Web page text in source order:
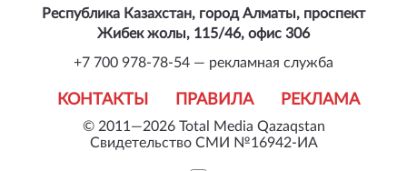
© 2011—2026 Total Media Qazaqstan
Свидетельство СМИ №16942-ИА
КОНТАКТЫ ПРАВИЛА РЕКЛАМА
Республика Казахстан, город Алматы, проспект
Жибек жолы, 115/46, офис 306
+7 700 978-78-54 — рекламная служба